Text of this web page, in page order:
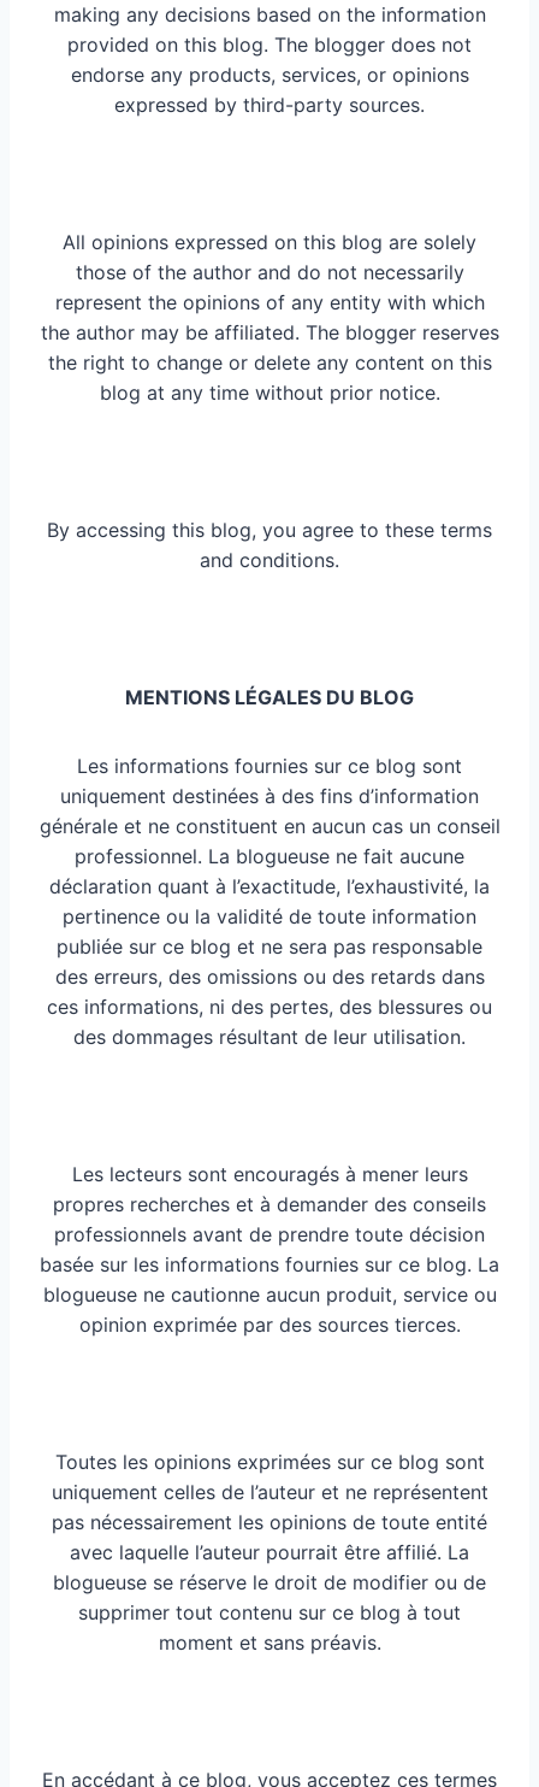
making any decisions based on the information
provided on this blog. The blogger does not
endorse any products, services, or opinions
expressed by third-party sources.
All opinions expressed on this blog are solely
those of the author and do not necessarily
represent the opinions of any entity with which
the author may be affiliated. The blogger reserves
the right to change or delete any content on this
blog at any time without prior notice.
By accessing this blog, you agree to these terms
and conditions.
MENTIONS LÉGALES DU BLOG
Les informations fournies sur ce blog sont
uniquement destinées à des fins d’information
générale et ne constituent en aucun cas un conseil
professionnel. La blogueuse ne fait aucune
déclaration quant à l’exactitude, l’exhaustivité, la
pertinence ou la validité de toute information
publiée sur ce blog et ne sera pas responsable
des erreurs, des omissions ou des retards dans
ces informations, ni des pertes, des blessures ou
des dommages résultant de leur utilisation.
Les lecteurs sont encouragés à mener leurs
propres recherches et à demander des conseils
professionnels avant de prendre toute décision
basée sur les informations fournies sur ce blog. La
blogueuse ne cautionne aucun produit, service ou
opinion exprimée par des sources tierces.
Toutes les opinions exprimées sur ce blog sont
uniquement celles de l’auteur et ne représentent
pas nécessairement les opinions de toute entité
avec laquelle l’auteur pourrait être affilié. La
blogueuse se réserve le droit de modifier ou de
supprimer tout contenu sur ce blog à tout
moment et sans préavis.
En accédant à ce blog, vous acceptez ces termes